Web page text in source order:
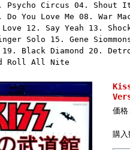
Circus 04. Shout
You Love Me 08. War
12. Say Yeah 13.
Solo 15. Gene
19. Black Diamond 20.
Roll All Nite
価
購